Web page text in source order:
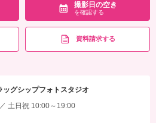
撮影日の空き
を確認する
資料請求する
グシップフォトスタジオ
土日祝 10:00～19:00